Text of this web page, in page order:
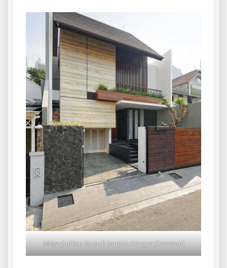
Mewujudkan Rumah Impian dengan Conwood